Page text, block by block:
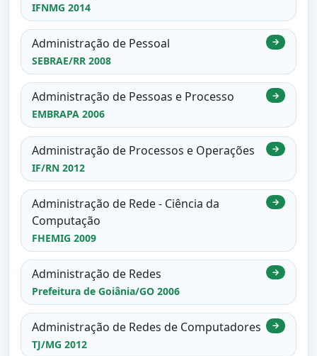
IFNMG 2014
Administração de Pessoal
SEBRAE/RR 2008
→
Administração de Pessoas e Processo
EMBRAPA 2006
→
Administração de Processos e Operações
IF/RN 2012
→
Administração de Rede - Ciência da
Computação
FHEMIG 2009
→
Administração de Redes
Prefeitura de Goiânia/GO 2006
→
Administração de Redes de Computadores
TJ/MG 2012
→